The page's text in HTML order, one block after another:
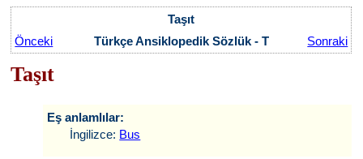
Taşıt
Önceki
Türkçe Ansiklopedik Sözlük - T Sonraki
Taşıt
Eş anlamlılar:
İngilizce: Bus